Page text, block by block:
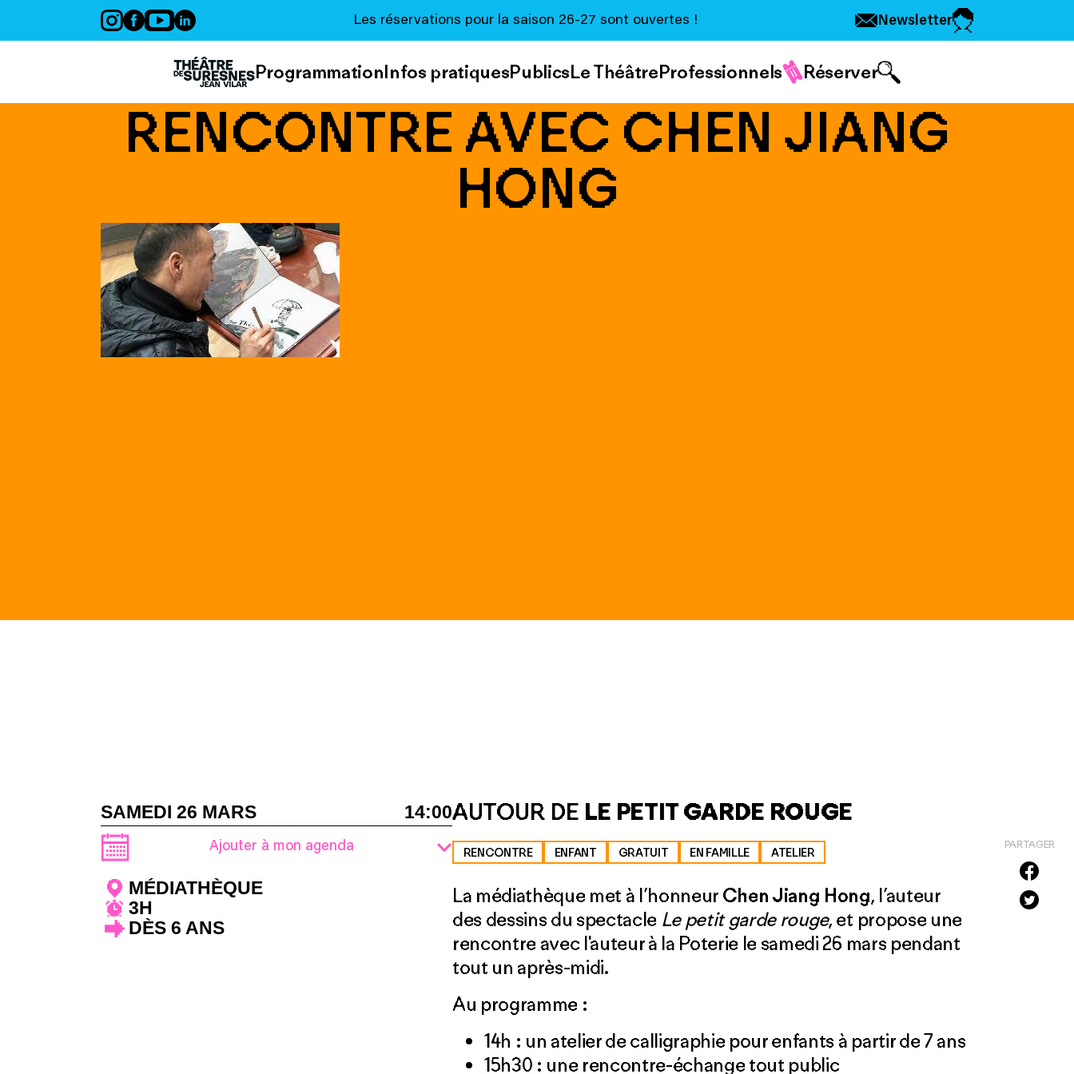
Les réservations pour la saison 26-27 sont ouvertes ! Newsletter
ProgrammationInfos pratiquesPublicsLe ThéâtreProfessionnels Réserver
RENCONTRE AVEC CHEN JIANG
HONG
PARTAGER
SAMEDI 26 MARS 14:00
Ajouter à mon agenda
MÉDIATHÈQUE
3H
DÈS 6 ANS
AUTOUR DE LE PETIT GARDE ROUGE
RENCONTRE ENFANT GRATUIT EN FAMILLE ATELIER
La médiathèque met à l’honneur Chen Jiang Hong, l’auteur
des dessins du spectacle Le petit garde rouge, et propose une
rencontre avec l'auteur à la Poterie le samedi 26 mars pendant
tout un après-midi.
Au programme :
14h : un atelier de calligraphie pour enfants à partir de 7 ans
15h30 : une rencontre-échange tout public
Panneau de gestion des cookies